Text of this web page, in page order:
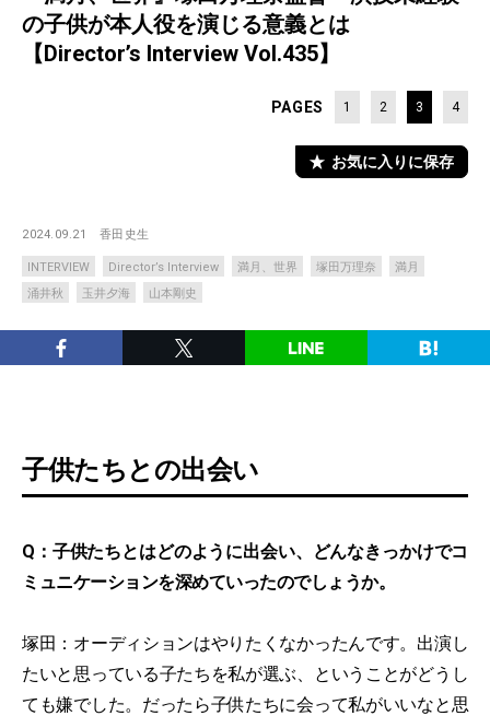
の子供が本人役を演じる意義とは
【Director’s Interview Vol.435】
PAGES 1 2 3 4
お気に入りに保存
2024.09.21 香田史生
INTERVIEW Director’s Interview 満月、世界 塚⽥万理奈
満月
涌井秋
玉井夕海 山本剛史
子供たちとの出会い
Q：子供たちとはどのように出会い、どんなきっかけでコ
ミュニケーションを深めていったのでしょうか。
塚田：オーディションはやりたくなかったんです。出演し
たいと思っている子たちを私が選ぶ、ということがどうし
ても嫌でした。だったら子供たちに会って私がいいなと思